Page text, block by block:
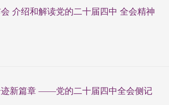
介绍和解读党的二十届四中 全会精神
迹新篇章 ——党的二十届四中全会侧记